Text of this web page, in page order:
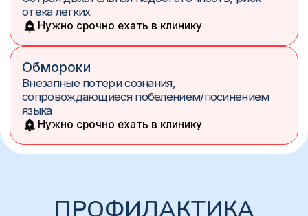
Аритмия Гипертензия
Пожилым животным
Рекомендована диспансеризация раз в год